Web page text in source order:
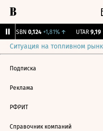
USBN 0,124 +1,81%↑ UTAR 9,19
Ситуация на топливном
Подписка
Реклама
РФРИТ
Справочник компаний